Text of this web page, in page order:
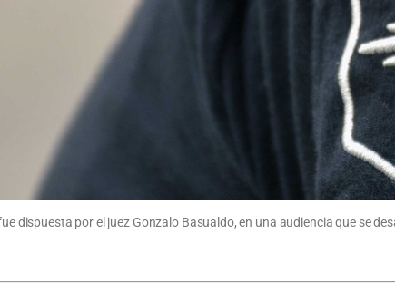
dispuesta por el juez Gonzalo Basualdo, en una audiencia que se